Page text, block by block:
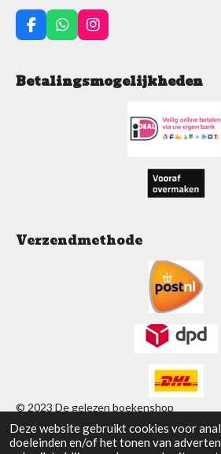
Deze website gebruikt cookies voor
doeleinden en/of het tonen van
F
a
e
b
W
h
t
s
I
n
a
Betalingsmogelijkheden
Verzendmethode
© 2023 De gelezen boekenshop
Powered byJouwWeb